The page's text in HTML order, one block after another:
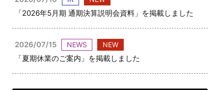
「2026年5月期 通期決算説明会資料」を掲載しました
2026/07/15 NEWS NEW
「夏期休業のご案内」を掲載しました